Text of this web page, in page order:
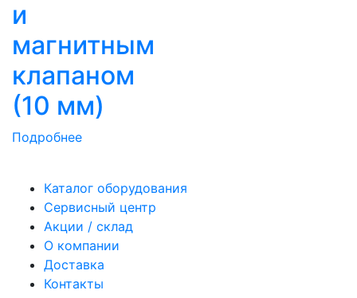
и
магнитным
клапаном
(10 мм)
Подробнее
Каталог оборудования
Сервисный центр
Акции / склад
О компании
Доставка
Контакты